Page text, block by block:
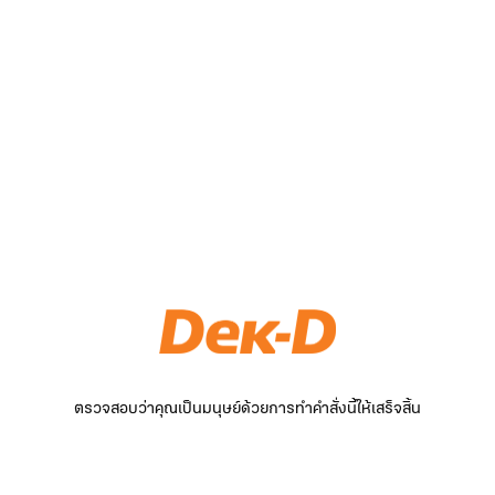
ตรวจสอบว่าคุณเป็นมนุษย์ด้วยการทำคำสั่งนี้ให้เสร็จสิ้น